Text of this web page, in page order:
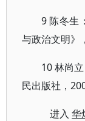
9 陈冬生
与政治文明》
10 林尚
民出版社，
进入华